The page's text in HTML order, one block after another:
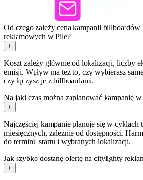
Od czego zależy cena kampanii
reklamowych w Pile?
+
Koszt zależy głównie od lokalizacji, liczby
emisji. Wpływ ma też to, czy wybierasz
czy łączysz je z billboardami.
Na jaki czas można zaplanować kampanię w
+
Najczęściej kampanie planuje się w cyklach
miesięcznych, zależnie od dostępności.
do terminu startu i wybranych lokalizacji.
Jak szybko dostanę ofertę na citylighty
+